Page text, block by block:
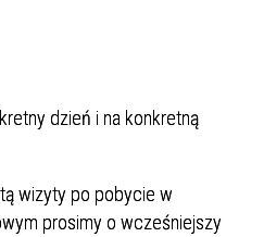
dzień i na konkretną
wizyty po pobycie w
prosimy o wcześniejszy